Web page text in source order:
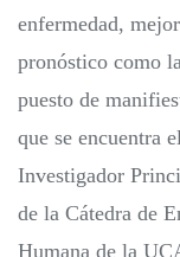
enfermedad,
pronóstico como
puesto de
que se encuentra
Investigador
de la Cátedra de
Humana de la